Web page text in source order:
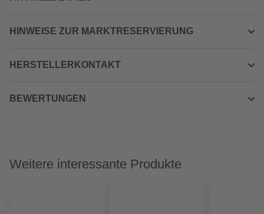
HINWEISE ZUR MARKTRESERVIERUNG
HERSTELLERKONTAKT
BEWERTUNGEN
Weitere interessante Produkte